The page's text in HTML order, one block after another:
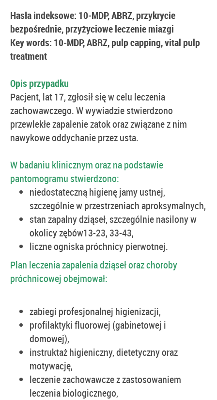
Hasła indeksowe: 10-MDP, ABRZ, przykrycie
bezpośrednie, przyżyciowe leczenie miazgi
Key words: 10-MDP, ABRZ, pulp capping, vital pulp
treatment
Opis przypadku
Pacjent, lat 17, zgłosił się w celu leczenia
zachowawczego. W wywiadzie stwierdzono
przewlekłe zapalenie zatok oraz związane z nim
nawykowe oddychanie przez usta.
W badaniu klinicznym oraz na podstawie
pantomogramu stwierdzono:
niedostateczną higienę jamy ustnej,
szczególnie w przestrzeniach aproksymalnych,
stan zapalny dziąseł, szczególnie nasilony w
okolicy zębów13-23, 33-43,
liczne ogniska próchnicy pierwotnej.
Plan leczenia zapalenia dziąseł oraz choroby
próchnicowej obejmował:
zabiegi profesjonalnej higienizacji,
profilaktyki fluorowej (gabinetowej i
domowej),
instruktaż higieniczny, dietetyczny oraz
motywację,
leczenie zachowawcze z zastosowaniem
leczenia biologicznego,